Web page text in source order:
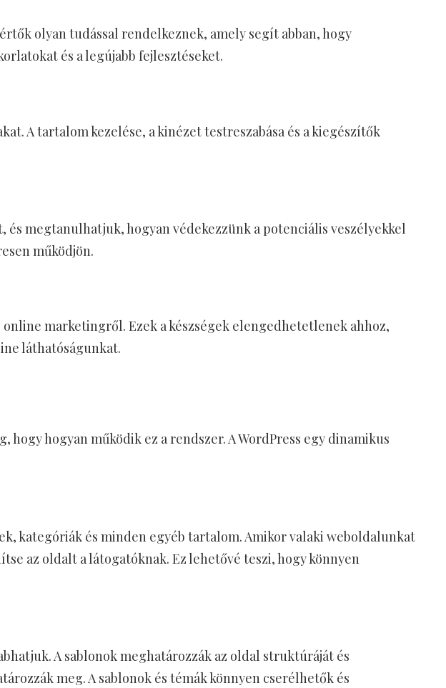
olyan tudással rendelkeznek, amely segít abban, hogy
és a legújabb fejlesztéseket.
A tartalom kezelése, a kinézet testreszabása és a kiegészítők
megtanulhatjuk, hogyan védekezzünk a potenciális veszélyekkel
működjön.
marketingről. Ezek a készségek elengedhetetlenek ahhoz,
láthatóságunkat.
hogy hogyan működik ez a rendszer. A WordPress egy dinamikus
kategóriák és minden egyéb tartalom. Amikor valaki weboldalunkat
az oldalt a látogatóknak. Ez lehetővé teszi, hogy könnyen
A sablonok meghatározzák az oldal struktúráját és
meg. A sablonok és témák könnyen cserélhetők és